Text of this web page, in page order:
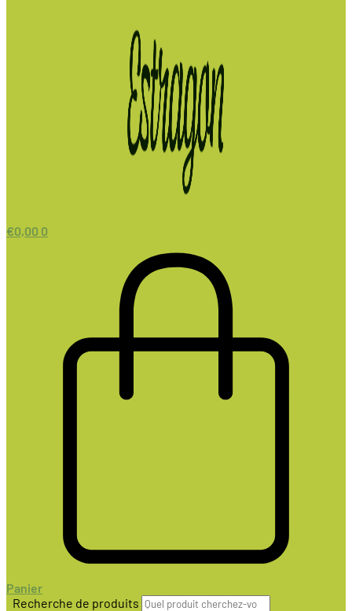
€0,00 0
Panier
Recherche de produits